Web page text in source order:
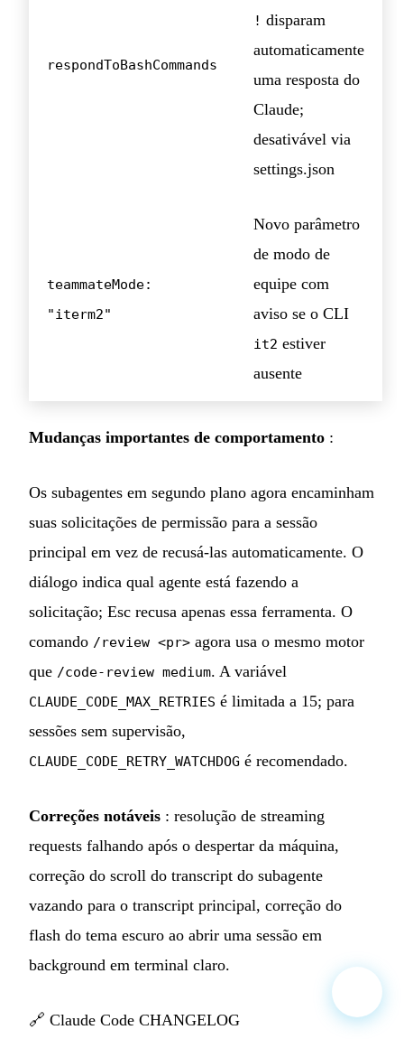
respondToBashCommands
! disparam
automaticamente
uma resposta do
Claude;
desativável via
settings.json
teammateMode:
"iterm2"
Novo parâmetro
de modo de
equipe com
aviso se o CLI
it2 estiver
ausente
Mudanças importantes de comportamento :
Os subagentes em segundo plano agora encaminham
suas solicitações de permissão para a sessão
principal em vez de recusá-las automaticamente. O
diálogo indica qual agente está fazendo a
solicitação; Esc recusa apenas essa ferramenta. O
comando /review <pr> agora usa o mesmo motor
que /code-review medium. A variável
CLAUDE_CODE_MAX_RETRIES é limitada a 15; para
sessões sem supervisão,
CLAUDE_CODE_RETRY_WATCHDOG é recomendado.
Correções notáveis : resolução de streaming
requests falhando após o despertar da máquina,
correção do scroll do transcript do subagente
vazando para o transcript principal, correção do
flash do tema escuro ao abrir uma sessão em
background em terminal claro.
🔗 Claude Code CHANGELOG